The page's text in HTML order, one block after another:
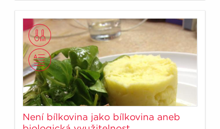
Není bílkovina jako bílkovina aneb